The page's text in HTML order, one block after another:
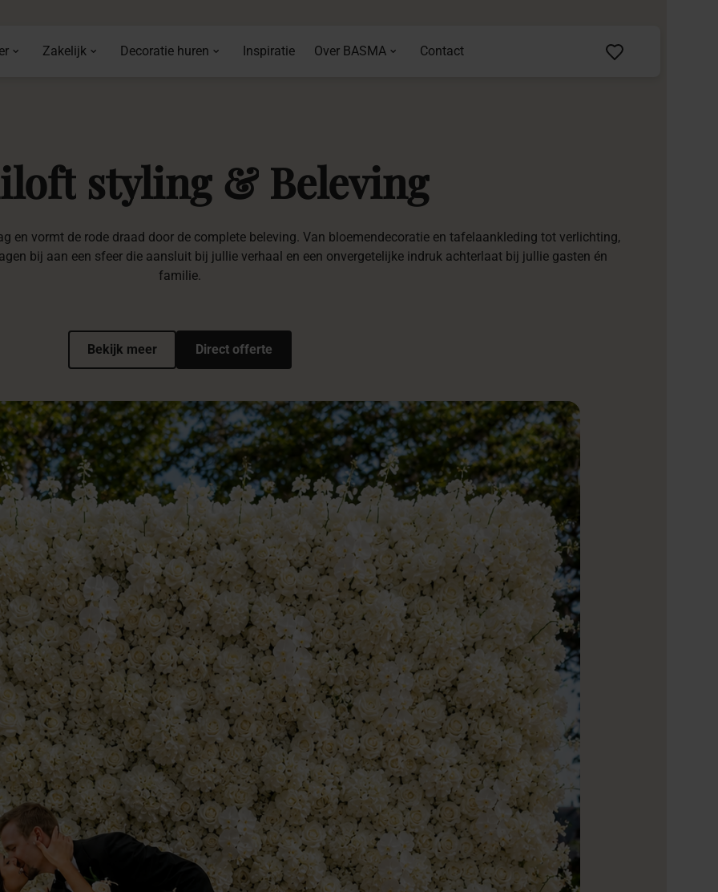
Zakelijk Decoratie huren Inspiratie Over BASMA Contact
styling & Beleving
en vormt de rode draad door de complete beleving. Van bloemendecoratie en tafelaankleding tot verlichting,
bij aan een sfeer die aansluit bij jullie verhaal en een onvergetelijke indruk achterlaat bij jullie gasten én
familie.
Bekijk meer Direct offerte